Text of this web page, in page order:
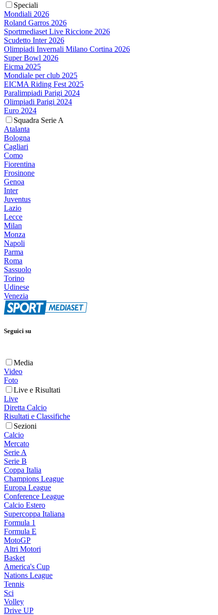
Speciali
Mondiali 2026
Roland Garros 2026
Sportmediaset Live Riccione 2026
Scudetto Inter 2026
Olimpiadi Invernali Milano Cortina 2026
Super Bowl 2026
Eicma 2025
Mondiale per club 2025
EICMA Riding Fest 2025
Paralimpiadi Parigi 2024
Olimpiadi Parigi 2024
Euro 2024
Squadra Serie A
Atalanta
Bologna
Cagliari
Como
Fiorentina
Frosinone
Genoa
Inter
Juventus
Lazio
Lecce
Milan
Monza
Napoli
Parma
Roma
Sassuolo
Torino
Udinese
Venezia
Seguici su
Media
Video
Foto
Live e Risultati
Live
Diretta Calcio
Risultati e Classifiche
Sezioni
Calcio
Mercato
Serie A
Serie B
Coppa Italia
Champions League
Europa League
Conference League
Calcio Estero
Supercoppa Italiana
Formula 1
Formula E
MotoGP
Altri Motori
Basket
America's Cup
Nations League
Tennis
Sci
Volley
Drive UP